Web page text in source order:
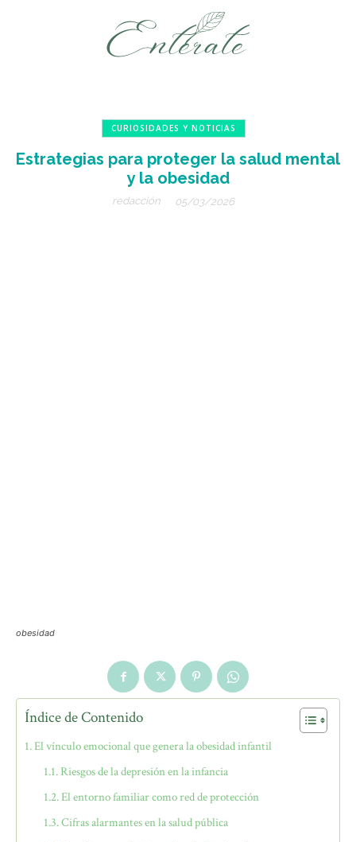
CURIOSIDADES Y NOTICIAS
Estrategias para proteger la salud mental
y la obesidad
redacción 05/03/2026
obesidad
Índice de Contenido
El vínculo emocional que genera la obesidad infantil
Riesgos de la depresión en la infancia
El entorno familiar como red de protección
Cifras alarmantes en la salud pública